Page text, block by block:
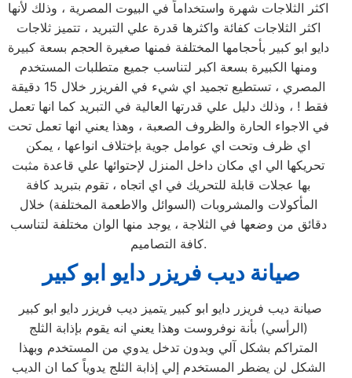
اكثر الثلاجات شهرة واستخداماً في البيوت المصرية ، وذلك لأنها
اكثر الثلاجات كفائة واكثرها قدرة علي التبريد ، تتميز ثلاجات
دايو ابو كبير بأحجامها المختلفة فمنها صغيرة الحجم بسعة كبيرة
ومنها الكبيرة بسعة اكبر لتناسب جميع متطلبات المستخدم
المصري ، تستطيع تجميد اي شيء في الفريزر خلال 15 دقيقة
فقط ! ، وذلك دليل علي قدرتها العالية في التبريد كما انها تعمل
في الاجواء الحارة والظروف الصعبة ، وهذا يعني انها تعمل تحت
اي ظرف وتحت اي عوامل جوية بإختلاف انواعها ، يمكن
تحريكها الي اي مكان داخل المنزل لإحتوائها علي قاعدة مثبت
بها عجلات قابلة للتحريك في اي اتجاه ، تقوم بتبريد كافة
المأكولات والمشروبات (السوائل والاطعمة المختلفة) خلال
دقائق من وضعها في الثلاجة ، يوجد منها الوان مختلفة لتناسب
كافة التصاميم.
صيانة ديب فريزر دايو ابو كبير
(الرأسي) بأنة نوفروست وهذا يعني انه يقوم بإذابة الثلج
المتراكم بشكل آلي وبدون تدخل يدوي من المستخدم وبهذا
الشكل لن يضطر المستخدم إلي إذابة الثلج يدوياً كما ان الديب